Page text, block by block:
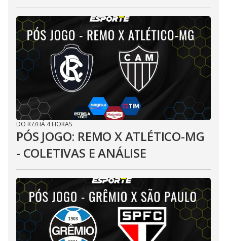
DO R7/HÁ 4 HORAS
PÓS JOGO: REMO X ATLÉTICO-MG
- COLETIVAS E ANÁLISE